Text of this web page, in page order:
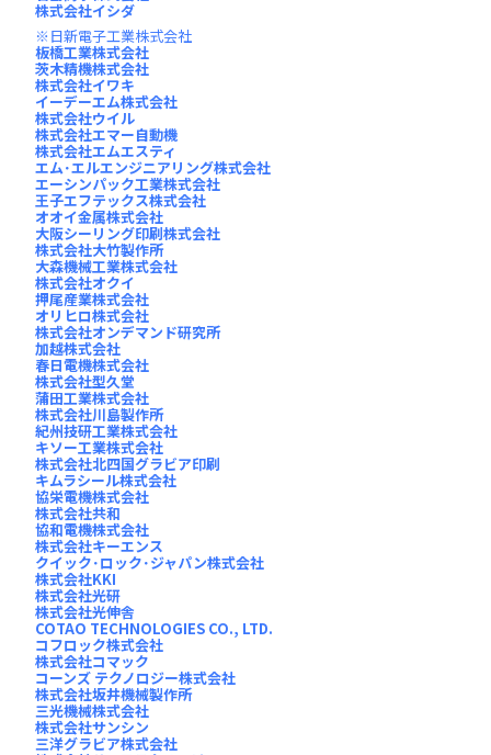
株式会社イシダ
日新電子工業株式会社
板橋工業株式会社
茨木精機株式会社
株式会社イワキ
イーデーエム株式会社
株式会社ウイル
株式会社エマー自動機
株式会社エムエスティ
エム･エルエンジニアリング株式会社
エーシンパック工業株式会社
王子エフテックス株式会社
オオイ金属株式会社
大阪シーリング印刷株式会社
株式会社大竹製作所
大森機械工業株式会社
株式会社オクイ
押尾産業株式会社
オリヒロ株式会社
株式会社オンデマンド研究所
加越株式会社
春日電機株式会社
株式会社型久堂
蒲田工業株式会社
株式会社川島製作所
紀州技研工業株式会社
キソー工業株式会社
株式会社北四国グラビア印刷
キムラシール株式会社
協栄電機株式会社
株式会社共和
協和電機株式会社
株式会社キーエンス
クイック･ロック･ジャパン株式会社
株式会社KKI
株式会社光研
株式会社光伸舎
COTAO TECHNOLOGIES CO., LTD.
コフロック株式会社
株式会社コマック
コーンズ テクノロジー株式会社
株式会社坂井機械製作所
三光機械株式会社
株式会社サンシン
三洋グラビア株式会社